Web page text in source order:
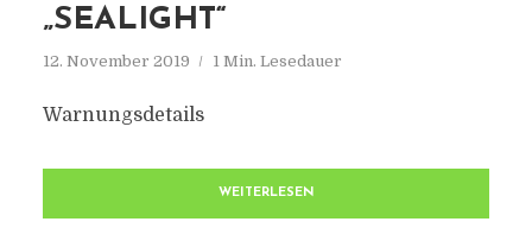
„SEALIGHT“
12. November 2019 1 Min. Lesedauer
Warnungsdetails
WEITERLESEN